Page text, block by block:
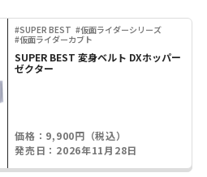
#SUPER BEST #仮面ライダーシリーズ
#仮面ライダーカブト
SUPER BEST 変身ベルト DXホッパー
ゼクター
価格：9,900円（税込）
発売日：2026年11月28日